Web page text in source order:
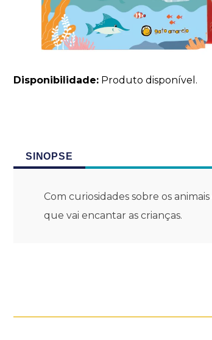
Disponibilidade: Produto disponível.
SINOPSE
Com curiosidades sobre os
que vai encantar as crianças.